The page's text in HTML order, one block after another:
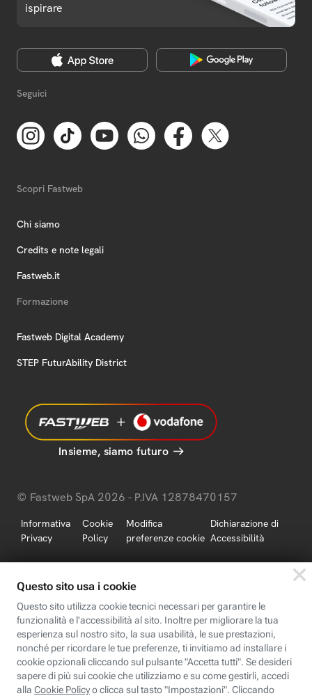
ispirare
Seguici
Scopri Fastweb
Chi siamo
Credits e note legali
Fastweb.it
Formazione
Fastweb Digital Academy
STEP FuturAbility District
Insieme, siamo futuro
© Fastweb SpA 2026 - P.IVA 12878470157
Informativa
Privacy
Cookie
Policy
Modifica
preferenze cookie
Dichiarazione di
Accessibilità